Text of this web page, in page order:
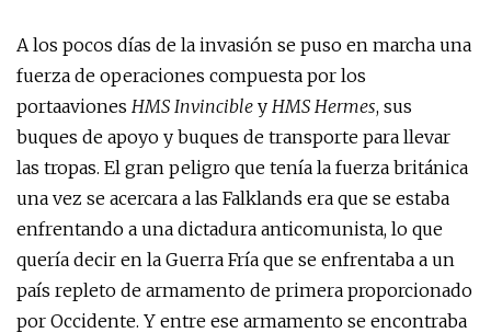
A los pocos días de la invasión se puso en marcha una
fuerza de operaciones compuesta por los
portaaviones HMS Invincible y HMS Hermes, sus
buques de apoyo y buques de transporte para llevar
las tropas. El gran peligro que tenía la fuerza británica
una vez se acercara a las Falklands era que se estaba
enfrentando a una dictadura anticomunista, lo que
quería decir en la Guerra Fría que se enfrentaba a un
país repleto de armamento de primera proporcionado
por Occidente. Y entre ese armamento se encontraba